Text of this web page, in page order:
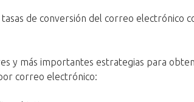
de conversión del correo electrónico
y más importantes estrategias para
correo electrónico: